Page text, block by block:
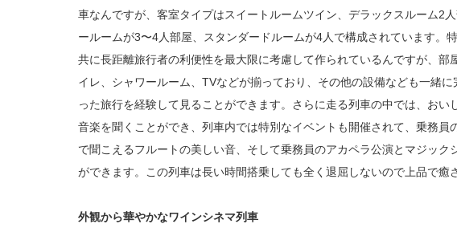
車なんですが、客室タイプはスイートルームツイン、デラックスルーム2
ールームが3〜4人部屋、スタンダードルームが4人で構成されています。
共に長距離旅行者の利便性を最大限に考慮して作られているんですが、部
イレ、シャワールーム、TVなどが揃っており、その他の設備なども一緒
った旅行を経験して見ることができます。さらに走る列車の中では、おい
音楽を聞くことができ、列車内では特別なイベントも開催されて、乗務員
で聞こえるフルートの美しい音、そして乗務員のアカペラ公演とマジック
ができます。この列車は長い時間搭乗しても全く退屈しないので上品で癒
外観から華やかなワインシネマ列車